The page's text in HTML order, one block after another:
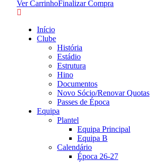
Ver CarrinhoFinalizar Compra
Início
Clube
História
Estádio
Estrutura
Hino
Documentos
Novo Sócio/Renovar Quotas
Passes de Época
Equipa
Plantel
Equipa Principal
Equipa B
Calendário
Época 26-27